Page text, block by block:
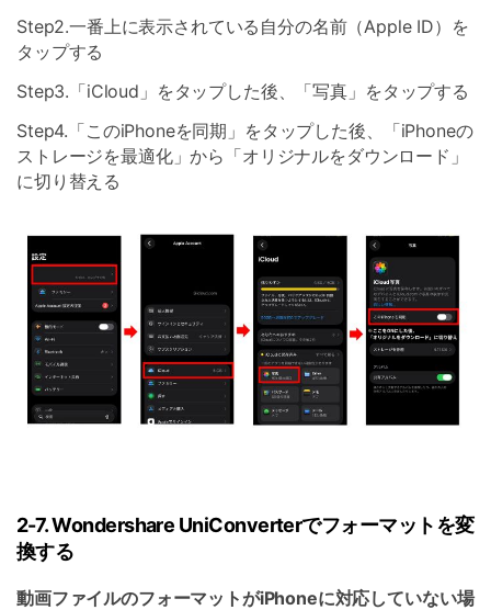
Step2.一番上に表示されている自分の名前（Apple ID）を
タップする
Step3.「iCloud」をタップした後、「写真」をタップする
Step4.「このiPhoneを同期」をタップした後、「iPhoneの
ストレージを最適化」から「オリジナルをダウンロード」
に切り替える
2-7. Wondershare UniConverterでフォーマットを変
換する
動画ファイルのフォーマットがiPhoneに対応していない場